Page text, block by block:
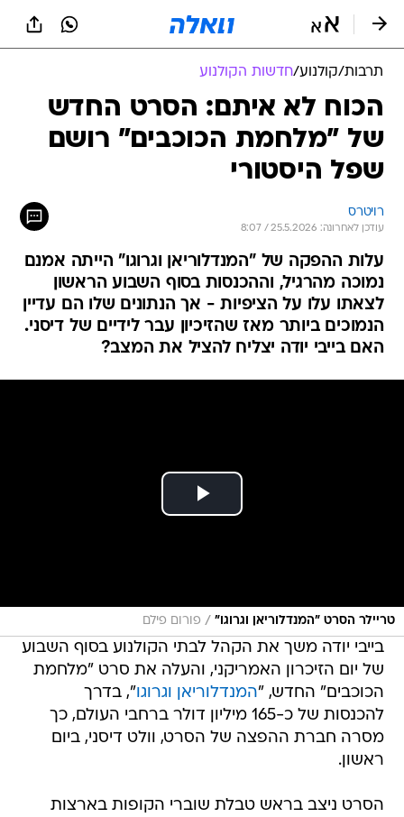
תרבות/קולנוע/חדשות הקולנוע
הכוח לא איתם: הסרט החדש
של "מלחמת הכוכבים" רושם
שפל היסטורי
רויטרס
עודכן לאחרונה: 25.5.2026 / 8:07
עלות ההפקה של "המנדלוריאן וגרוגו" הייתה אמנם
נמוכה מהרגיל, וההכנסות בסוף השבוע הראשון
לצאתו עלו על הציפיות - אך הנתונים שלו הם עדיין
הנמוכים ביותר מאז שהזיכיון עבר לידיים של דיסני.
האם בייבי יודה יצליח להציל את המצב?
טריילר הסרט "המנדלוריאן וגרוגו" / פורום פילם
בייבי יודה משך את הקהל לבתי הקולנוע בסוף השבוע
של יום הזיכרון האמריקני, והעלה את סרט "מלחמת
הכוכבים" החדש, "המנדלוריאן וגרוגו", בדרך
להכנסות של כ-165 מיליון דולר ברחבי העולם, כך
מסרה חברת ההפצה של הסרט, וולט דיסני, ביום
ראשון.
הסרט ניצב בראש טבלת שוברי הקופות בארצות